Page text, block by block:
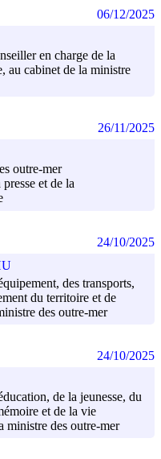
en charge de la
au cabinet de la ministre
06/12/2025
outre-mer
et de la
26/11/2025
des transports,
du territoire et de
des outre-mer
24/10/2025
de la jeunesse, du
et de la vie
ministre des outre-mer
24/10/2025